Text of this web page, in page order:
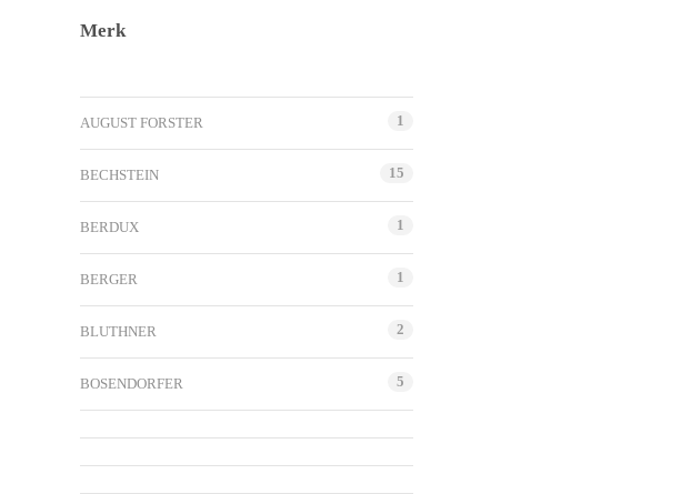
Merk
AUGUST FORSTER 1
BECHSTEIN 15
BERDUX 1
BERGER 1
BLUTHNER 2
BOSENDORFER 5